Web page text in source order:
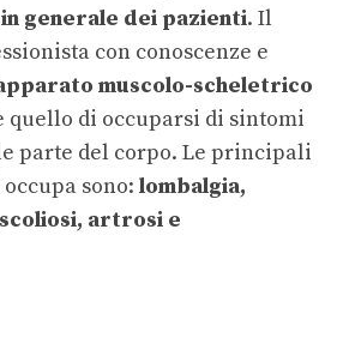
generale dei pazienti. Il
con conoscenze e
muscolo-scheletrico
quello di occuparsi di sintomi
parte del corpo. Le principali
sono: lombalgia,
artrosi e